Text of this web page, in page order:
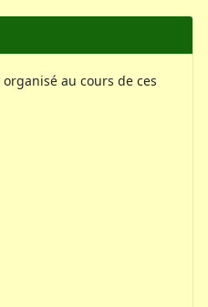
au cours de ces